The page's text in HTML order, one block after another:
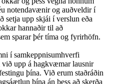
notendavænir og auðveldir í
setja upp skjái í verslun eða
hannaðir til að
sparar þér tíma og fyrirhöfn.
í samkeppnisumhverfi
við upp á hagkvæmar lausnir
þína. Við erum staðráðin
þína án þess að skerða